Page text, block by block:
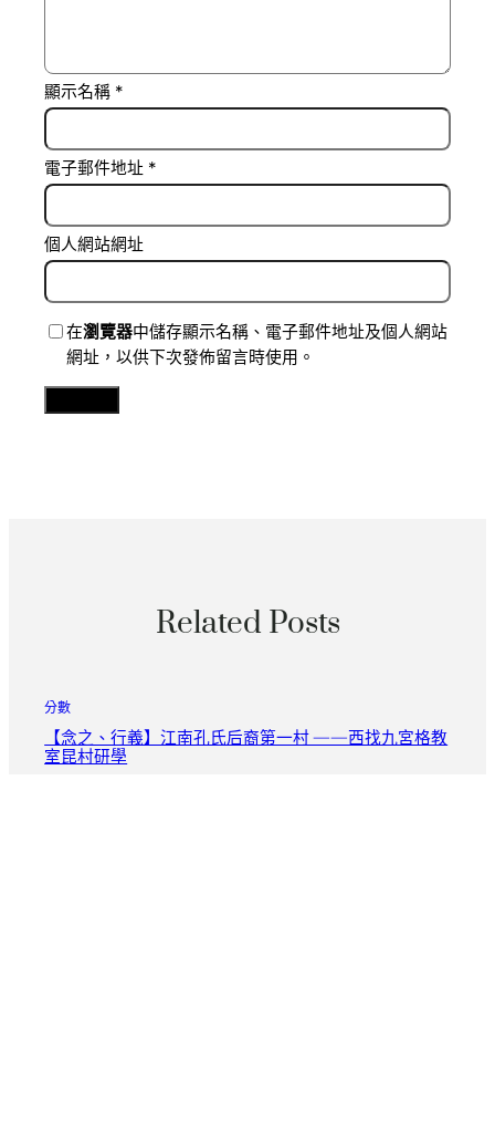
顯示名稱 *
電子郵件地址 *
個人網站網址
在瀏覽器中儲存顯示名稱、電子郵件地址及個人網站
網址，以供下次發佈留言時使用。
Related Posts
分數
【念之、行義】江南孔氏后裔第一村 ——西找九宮格教
室昆村研學